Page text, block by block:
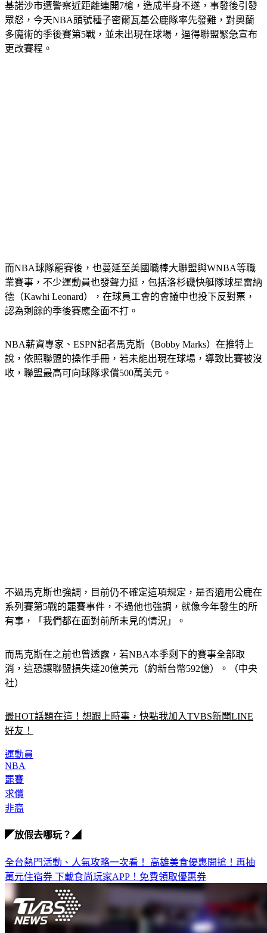
眾怒，今天NBA頭號種子密爾瓦基公鹿隊率先發難，對奧蘭
多魔術的季後賽第5戰，並未出現在球場，逼得聯盟緊急宣布
更改賽程。
業賽事，不少運動員也發聲力挺，包括洛杉磯快艇隊球星雷納
德（Kawhi Leonard），在球員工會的會議中也投下反對票，
認為剩餘的季後賽應全面不打。
說，依照聯盟的操作手冊，若未能出現在球場，導致比賽被沒
收，聯盟最高可向球隊求償500萬美元。
系列賽第5戰的罷賽事件，不過他也強調，就像今年發生的所
有事，「我們都在面對前所未見的情況」。
消，這恐讓聯盟損失達20億美元（約新台幣592億）。（中央
社）
好友！
NBA
罷賽
求償
非裔
萬元住宿券下載食尚玩家APP！免費領取優惠券